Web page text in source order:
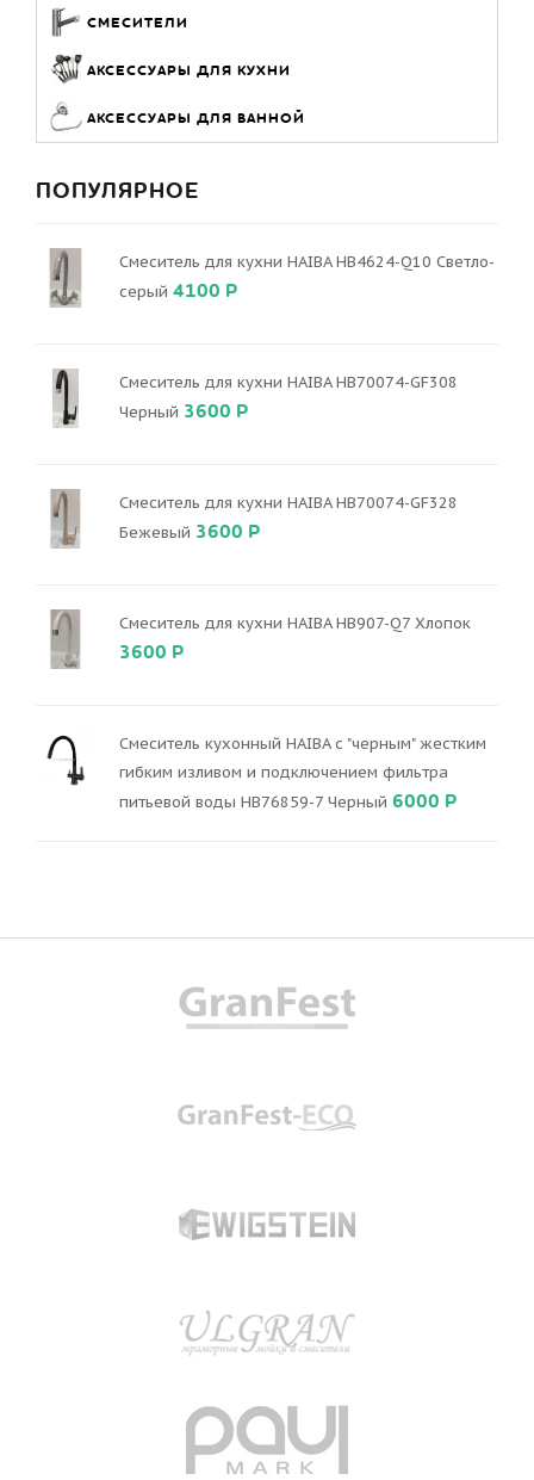
СМЕСИТЕЛИ
АКСЕССУАРЫ ДЛЯ КУХНИ
АКСЕССУАРЫ ДЛЯ ВАННОЙ
ПОПУЛЯРНОЕ
Смеситель для кухни HAIBA HB4624-Q10 Светло-
серый 4100 Р
Смеситель для кухни HAIBA HB70074-GF308
Черный 3600 Р
Смеситель для кухни HAIBA HB70074-GF328
Бежевый 3600 Р
Смеситель для кухни HAIBA HB907-Q7 Хлопок
3600 Р
Смеситель кухонный HAIBA с "черным" жестким
гибким изливом и подключением фильтра
питьевой воды HB76859-7 Черный 6000 Р